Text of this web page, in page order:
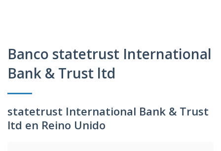
Banco statetrust International
Bank & Trust ltd
statetrust International Bank & Trust
ltd en Reino Unido